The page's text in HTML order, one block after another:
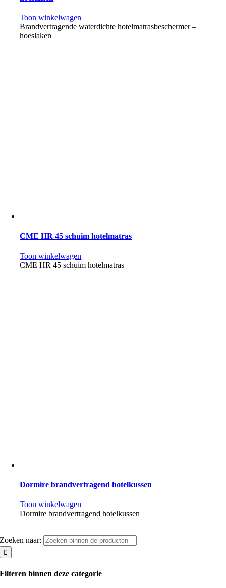
Toon winkelwagen
Brandvertragende waterdichte hotelmatrasbeschermer –
hoeslaken
CME HR 45 schuim hotelmatras
Toon winkelwagen
CME HR 45 schuim hotelmatras
Dormire brandvertragend hotelkussen
Toon winkelwagen
Dormire brandvertragend hotelkussen
Zoeken naar:
Filteren binnen deze categorie